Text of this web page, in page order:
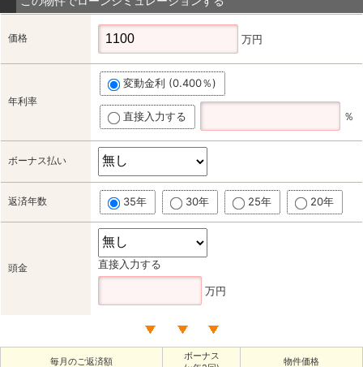
価格 万円
年利率
変動金利 (0.400％)
直接入力する ％
ボーナス払い
返済年数 35年 30年 25年 20年
頭金 直接入力する
万円
毎月のご返済額
ボーナス
物件価格